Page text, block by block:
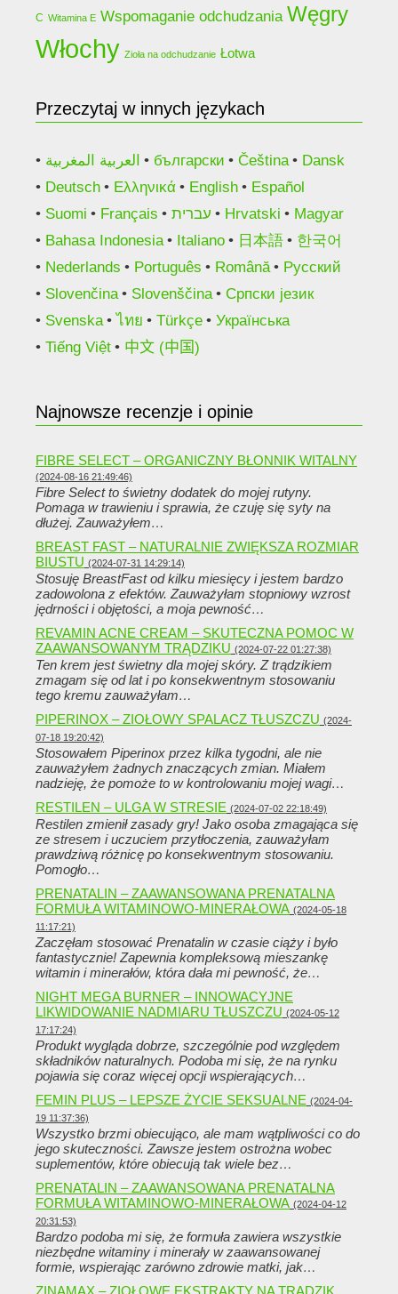
C Witamina E Wspomaganie odchudzania Węgry
Włochy Zioła na odchudzanie Łotwa
Przeczytaj w innych językach
العربية المغربية български Čeština
Dansk
Deutsch
Ελληνικά English
Español
Suomi
Français עברית Hrvatski
Magyar
Bahasa Indonesia
Italiano 日本語
한국어
Nederlands
Português Română
Русский
Slovenčina
Slovenščina
Српски језик
Svenska
ไทย Türkçe
Українська
Tiếng Việt
中文 (中国)
Najnowsze recenzje i opinie
FIBRE SELECT – ORGANICZNY BŁONNIK WITALNY
(2024-08-16 21:49:46)
Fibre Select to świetny dodatek do mojej rutyny.
Pomaga w trawieniu i sprawia, że ​​czuję się syty na
dłużej. Zauważyłem…
BREAST FAST – NATURALNIE ZWIĘKSZA ROZMIAR
BIUSTU (2024-07-31 14:29:14)
Stosuję BreastFast od kilku miesięcy i jestem bardzo
zadowolona z efektów. Zauważyłam stopniowy wzrost
jędrności i objętości, a moja pewność…
REVAMIN ACNE CREAM – SKUTECZNA POMOC W
ZAAWANSOWANYM TRĄDZIKU (2024-07-22 01:27:38)
Ten krem ​​jest świetny dla mojej skóry. Z trądzikiem
zmagam się od lat i po konsekwentnym stosowaniu
tego kremu zauważyłam…
PIPERINOX – ZIOŁOWY SPALACZ TŁUSZCZU (2024-
07-18 19:20:42)
Stosowałem Piperinox przez kilka tygodni, ale nie
zauważyłem żadnych znaczących zmian. Miałem
nadzieję, że pomoże to w kontrolowaniu mojej wagi…
RESTILEN – ULGA W STRESIE (2024-07-02 22:18:49)
Restilen zmienił zasady gry! Jako osoba zmagająca się
ze stresem i uczuciem przytłoczenia, zauważyłam
prawdziwą różnicę po konsekwentnym stosowaniu.
Pomogło…
PRENATALIN – ZAAWANSOWANA PRENATALNA
FORMUŁA WITAMINOWO-MINERAŁOWA (2024-05-18
11:17:21)
Zaczęłam stosować Prenatalin w czasie ciąży i było
fantastycznie! Zapewnia kompleksową mieszankę
witamin i minerałów, która dała mi pewność, że…
NIGHT MEGA BURNER – INNOWACYJNE
LIKWIDOWANIE NADMIARU TŁUSZCZU (2024-05-12
17:17:24)
Produkt wygląda dobrze, szczególnie pod względem
składników naturalnych. Podoba mi się, że na rynku
pojawia się coraz więcej opcji wspierających…
FEMIN PLUS – LEPSZE ŻYCIE SEKSUALNE (2024-04-
19 11:37:36)
Wszystko brzmi obiecująco, ale mam wątpliwości co do
jego skuteczności. Zawsze jestem ostrożna wobec
suplementów, które obiecują tak wiele bez…
PRENATALIN – ZAAWANSOWANA PRENATALNA
FORMUŁA WITAMINOWO-MINERAŁOWA (2024-04-12
20:31:53)
Bardzo podoba mi się, że formuła zawiera wszystkie
niezbędne witaminy i minerały w zaawansowanej
formie, wspierając zarówno zdrowie matki, jak…
ZINAMAX – ZIOŁOWE EKSTRAKTY NA TRĄDZIK